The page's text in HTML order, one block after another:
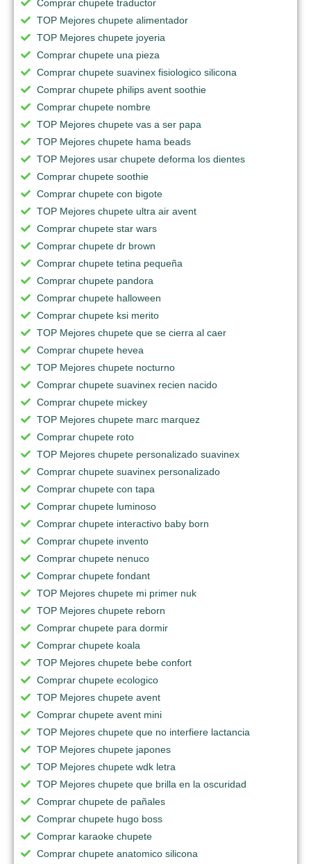
Comprar chupete traductor
TOP Mejores chupete alimentador
TOP Mejores chupete joyeria
Comprar chupete una pieza
Comprar chupete suavinex fisiologico silicona
Comprar chupete philips avent soothie
Comprar chupete nombre
TOP Mejores chupete vas a ser papa
TOP Mejores chupete hama beads
TOP Mejores usar chupete deforma los dientes
Comprar chupete soothie
Comprar chupete con bigote
TOP Mejores chupete ultra air avent
Comprar chupete star wars
Comprar chupete dr brown
Comprar chupete tetina pequeña
Comprar chupete pandora
Comprar chupete halloween
Comprar chupete ksi merito
TOP Mejores chupete que se cierra al caer
Comprar chupete hevea
TOP Mejores chupete nocturno
Comprar chupete suavinex recien nacido
Comprar chupete mickey
TOP Mejores chupete marc marquez
Comprar chupete roto
TOP Mejores chupete personalizado suavinex
Comprar chupete suavinex personalizado
Comprar chupete con tapa
Comprar chupete luminoso
Comprar chupete interactivo baby born
Comprar chupete invento
Comprar chupete nenuco
Comprar chupete fondant
TOP Mejores chupete mi primer nuk
TOP Mejores chupete reborn
Comprar chupete para dormir
Comprar chupete koala
TOP Mejores chupete bebe confort
Comprar chupete ecologico
TOP Mejores chupete avent
Comprar chupete avent mini
TOP Mejores chupete que no interfiere lactancia
TOP Mejores chupete japones
TOP Mejores chupete wdk letra
TOP Mejores chupete que brilla en la oscuridad
Comprar chupete de pañales
Comprar chupete hugo boss
Comprar karaoke chupete
Comprar chupete anatomico silicona